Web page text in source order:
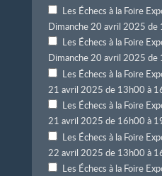
Les Échecs à la Foire
Dimanche 20 avril 2025
Les Échecs à la Foire
Dimanche 20 avril 2025
Les Échecs à la Foire
21 avril 2025 de 13h00 à
Les Échecs à la Foire
21 avril 2025 de 16h00 à
Les Échecs à la Foire
22 avril 2025 de 13h00 à
Les Échecs à la Foire